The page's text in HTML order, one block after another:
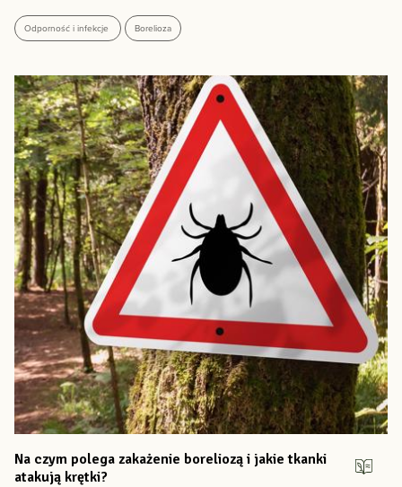
Odporność i infekcje Borelioza
Na czym polega zakażenie boreliozą i jakie tkanki
atakują krętki?